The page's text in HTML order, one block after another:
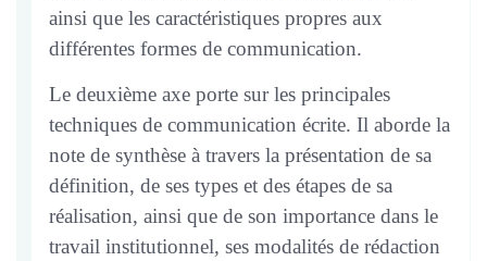
ainsi que les caractéristiques propres aux
différentes formes de communication.
Le deuxième axe porte sur les principales
techniques de communication écrite. Il aborde la
note de synthèse à travers la présentation de sa
définition, de ses types et des étapes de sa
réalisation, ainsi que de son importance dans le
travail institutionnel, ses modalités de rédaction